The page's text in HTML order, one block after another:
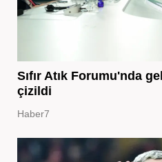
Sıfır Atık Forumu'nda
çizildi
Haber7